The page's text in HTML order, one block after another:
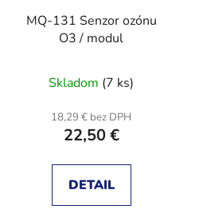
MQ-131 Senzor ozónu
O3 / modul
Skladom (7 ks)
18,29 € bez DPH
22,50 €
DETAIL